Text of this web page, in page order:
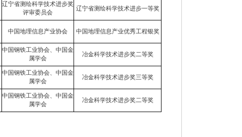
辽宁省测绘科学技术进步奖
评审委员会
辽宁省测绘科学技术进步一等奖
中国地理信息产业协会 中国地理信息产业优秀工程银奖
中国钢铁工业协会、中国金
属学会
冶金科学技术进步奖二等奖
中国钢铁工业协会、中国金
属学会
冶金科学技术进步奖三等奖
中国钢铁工业协会、中国金
属学会
冶金科学技术进步奖二等奖